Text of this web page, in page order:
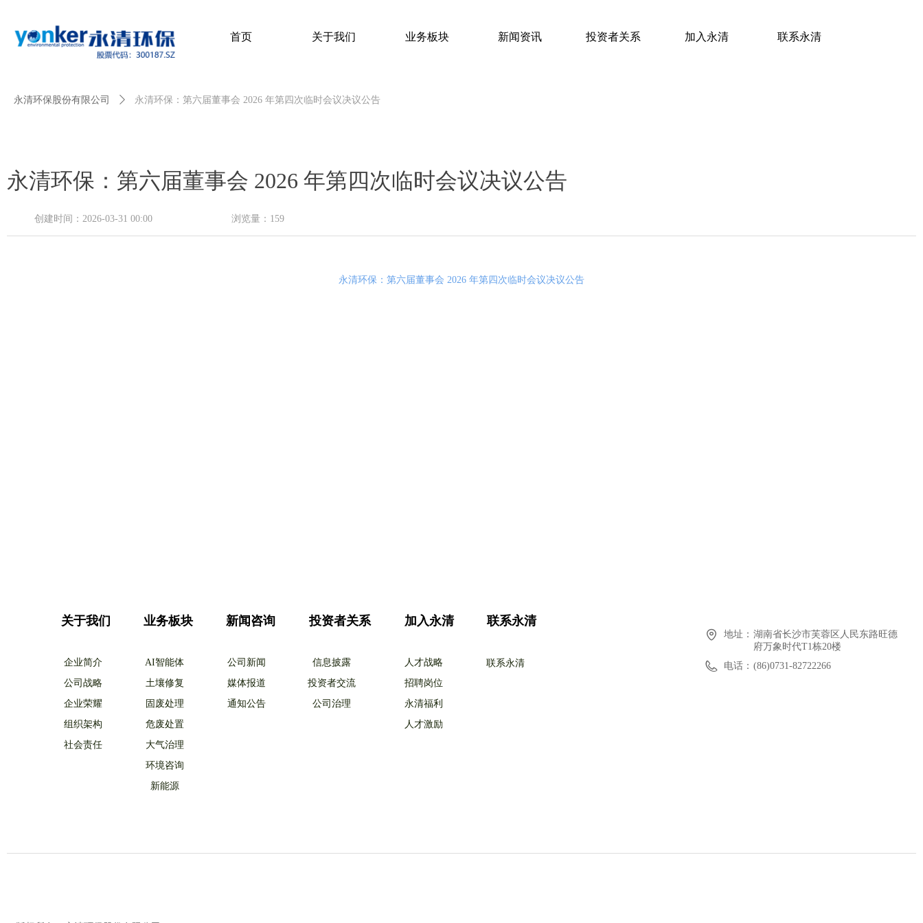
首页 关于我们 业务板块 新闻资讯 投资者关系 加入永清 联系永清
永清环保：第六届董事会 2026 年第四次临时会议决议公告
永清环保：第六届董事会 2026 年第四次临时会议决议公告
创建时间： 2026-03-31 00:00 浏览量： 159
永清环保股份有限公司 ꄲ 永清环保：第六届董事会 2026 年第四次临时会议决议公告
业务板块
地址： 湖南省长沙市芙蓉区人民东路旺德
府万象时代T1栋20楼
电话： (86)0731-82722266
企业简介
公司战略
企业荣耀
组织架构
社会责任
关于我们
AI智能体
土壤修复
固废处理
危废处置
大气治理
环境咨询
新能源
新闻咨询
公司新闻
媒体报道
通知公告
信息披露
投资者交流
公司治理
投资者关系 加入永清
人才战略
招聘岗位
永清福利
人才激励
联系永清
联系永清